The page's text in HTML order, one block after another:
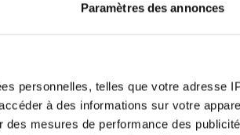
Paramètres des annonces
personnelles, telles que votre adresse
à des informations sur votre
mesures de performance des
vous aurez besoin de vous